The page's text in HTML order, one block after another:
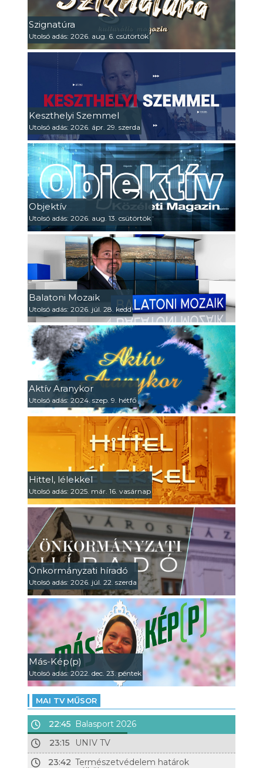
Szignatúra
Utolsó adás: 2026. aug. 6. csütörtök
Keszthelyi Szemmel
Utolsó adás: 2026. ápr. 29. szerda
Objektív
Utolsó adás: 2026. aug. 13. csütörtök
Balatoni Mozaik
Utolsó adás: 2026. júl. 28. kedd
Aktív Aranykor
Utolsó adás: 2024. szep. 9. hétfő
Hittel, lélekkel
Utolsó adás: 2025. már. 16. vasárnap
Önkormányzati híradó
Utolsó adás: 2026. júl. 22. szerda
Más-Kép(p)
Utolsó adás: 2022. dec. 23. péntek
MAI TV MŰSOR
22:45 Balasport 2026
23:15
UNIV TV
23:42 Természetvédelem határok